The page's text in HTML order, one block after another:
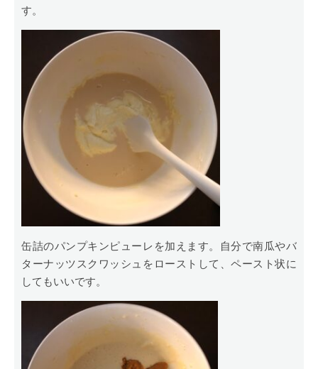
す。
缶詰のパンプキンピューレを加えます。自分で南瓜やバ
ターナッツスクワッシュをローストして、ペースト状に
してもいいです。